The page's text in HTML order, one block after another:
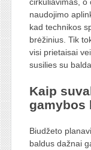
naudojimo
kad technikos
brėžinius. Tik
visi prietaisai
susilies su
Kaip
gamybos
Biudžeto
baldus dažnai